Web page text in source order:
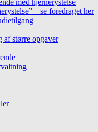
med hjernerystelse
– se foredraget her
af større opgaver